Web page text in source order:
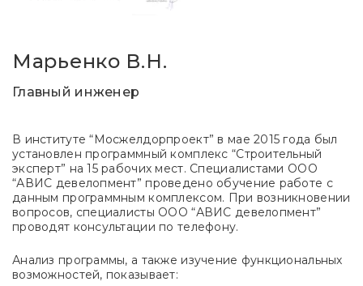
Марьенко В.Н.
Главный инженер
В институте “Мосжелдорпроект” в мае 2015 года был
установлен программный комплекс “Строительный
эксперт” на 15 рабочих мест. Специалистами ООО
“АВИС девелопмент” проведено обучение работе с
данным программным комплексом. При возникновении
вопросов, специалисты ООО “АВИС девелопмент”
проводят консультации по телефону.
Анализ программы, а также изучение функциональных
возможностей, показывает: